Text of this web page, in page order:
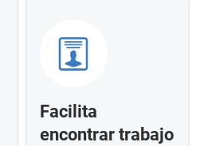
Facilita
encontrar trabajo